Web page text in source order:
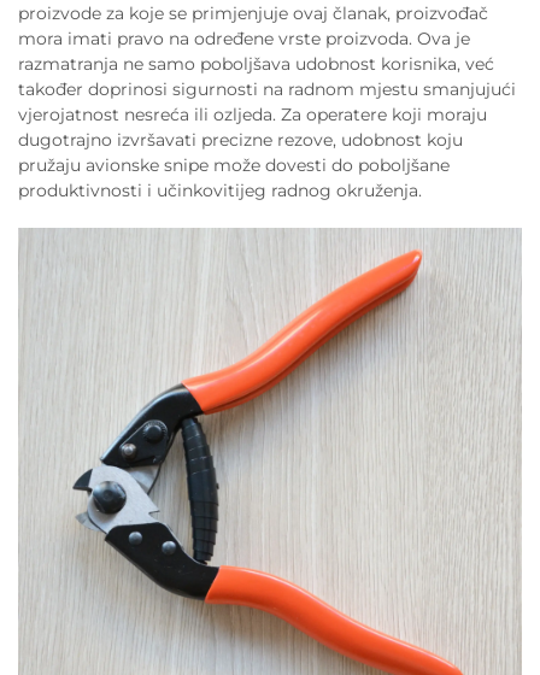
proizvode za koje se primjenjuje ovaj članak, proizvođač
mora imati pravo na određene vrste proizvoda. Ova je
razmatranja ne samo poboljšava udobnost korisnika, već
također doprinosi sigurnosti na radnom mjestu smanjujući
vjerojatnost nesreća ili ozljeda. Za operatere koji moraju
dugotrajno izvršavati precizne rezove, udobnost koju
pružaju avionske snipe može dovesti do poboljšane
produktivnosti i učinkovitijeg radnog okruženja.